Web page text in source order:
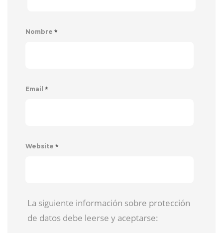
Nombre *
Email *
Website *
La siguiente información sobre protección
de datos debe leerse y aceptarse: